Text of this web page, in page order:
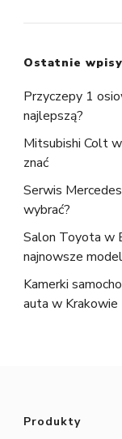
Ostatnie wpisy
Przyczepy 1
najlepszą?
Mitsubishi Colt
znać
Serwis
wybrać?
Salon Toyota w
najnowsze
Kamerki
auta w Krakowie
Produkty